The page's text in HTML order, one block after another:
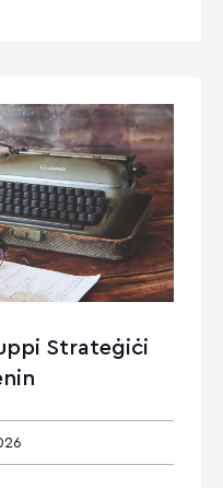
Strateġiċi